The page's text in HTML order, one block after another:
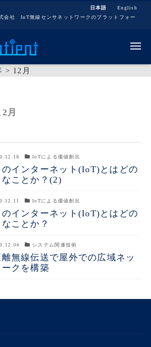
日本語
English
会社 IoT無線センサネットワークのプラットフォー
> 12月
月
IoTによる価値創出
のインターネット(IoT)とはどの
なことか？(2)
IoTによる価値創出
のインターネット(IoT)とはどの
ことか？
システム関連技術
無線伝送で屋外での広域ネッ
ークを構築